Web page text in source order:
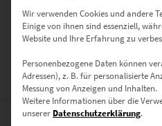
PRODUKT TEILEN:
BESCHREIBUNG
Wir verwenden Cookies und andere
Einige von ihnen sind essenziell,
Website und Ihre Erfahrung zu
Personenbezogene Daten können
Adressen), z. B. für personalisierte
Messung von Anzeigen und Inhalten.
Weitere Informationen über die
unserer Datenschutzerklärung.